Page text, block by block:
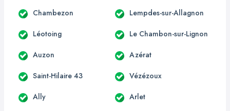
Chambezon Lempdes-sur-Allagnon
Léotoing Le Chambon-sur-Lignon
Auzon Azérat
Saint-Hilaire 43 Vézézoux
Ally Arlet